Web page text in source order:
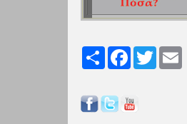
Share FacebookTwitter